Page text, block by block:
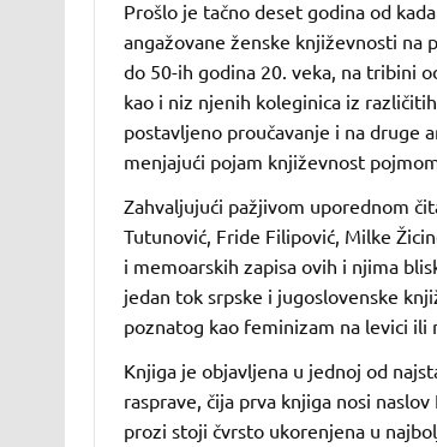
Prošlo je tačno deset godina od
angažovane ženske književnosti na
do 50-ih godina 20. veka, na tribini
kao i niz njenih koleginica iz
postavljeno proučavanje i na druge
menjajući pojam književnost
Zahvaljujući pažjivom uporednom
Tutunović, Fride Filipović, Milke
i memoarskih zapisa ovih i njima
jedan tok srpske i jugoslovenske
poznatog kao feminizam na levici
Knjiga je objavljena u jednoj od
rasprave, čija prva knjiga nosi
prozi stoji čvrsto ukorenjena u